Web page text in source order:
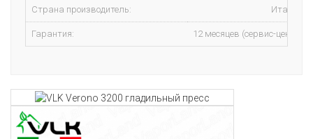
Страна производитель: Италия
Гарантия: 12 месяцев (сервис-центр)